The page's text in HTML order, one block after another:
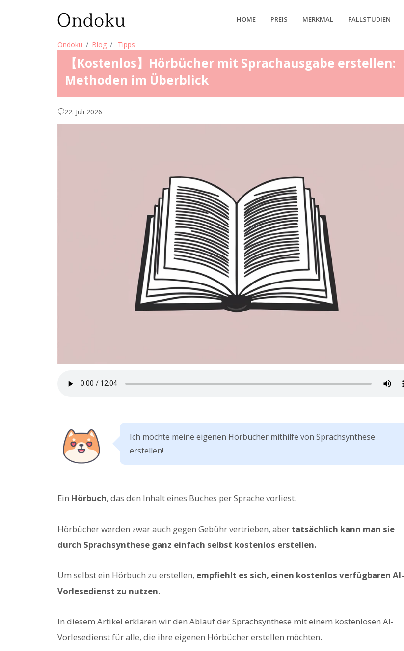
HOME PREIS MERKMAL FALLSTUDIEN
Ondoku Blog Tipps
【Kostenlos】Hörbücher mit Sprachausgabe erstellen:
Methoden im Überblick
22. Juli 2026
Ich möchte meine eigenen Hörbücher mithilfe von Sprachsynthese
erstellen!
Ein Hörbuch, das den Inhalt eines Buches per Sprache vorliest.
Hörbücher werden zwar auch gegen Gebühr vertrieben, aber tatsächlich kann man sie
durch Sprachsynthese ganz einfach selbst kostenlos erstellen.
Um selbst ein Hörbuch zu erstellen, empfiehlt es sich, einen kostenlos verfügbaren AI-
Vorlesedienst zu nutzen.
In diesem Artikel erklären wir den Ablauf der Sprachsynthese mit einem kostenlosen AI-
Vorlesedienst für alle, die ihre eigenen Hörbücher erstellen möchten.